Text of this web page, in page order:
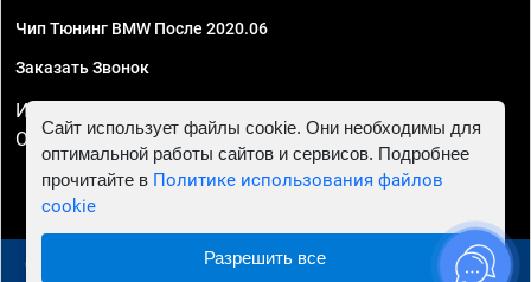
Чип Тюнинг BMW После 2020.06
Заказать Звонок
ИП Смирнов Георгий Павлович. ИНН 781302555843,
ОГРНИП 324470400032610
© 2010 - 2026 Чип тюнинг в Курске - Автосервис "Евро
Сайт использует файлы cookie. Они необходимы для
оптимальной работы сайтов и сервисов. Подробнее
прочитайте в Политике использования файлов
cookie
Разрешить все